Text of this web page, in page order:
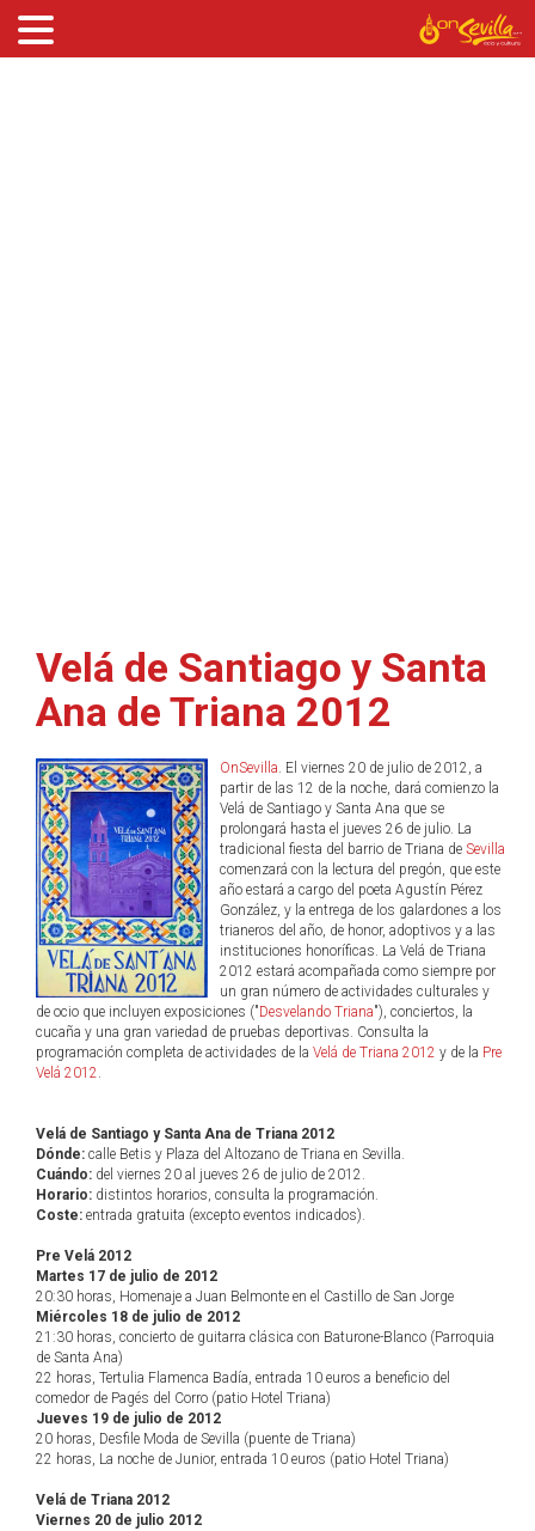
Velá de Santiago y Santa
Ana de Triana 2012
OnSevilla. El viernes 20 de julio de 2012, a
partir de las 12 de la noche, dará comienzo la
Velá de Santiago y Santa Ana que se
prolongará hasta el jueves 26 de julio. La
tradicional fiesta del barrio de Triana de Sevilla
comenzará con la lectura del pregón, que este
año estará a cargo del poeta Agustín Pérez
González, y la entrega de los galardones a los
trianeros del año, de honor, adoptivos y a las
instituciones honoríficas. La Velá de Triana
2012 estará acompañada como siempre por
un gran número de actividades culturales y
de ocio que incluyen exposiciones ("Desvelando Triana"), conciertos, la
cucaña y una gran variedad de pruebas deportivas. Consulta la
programación completa de actividades de la Velá de Triana 2012 y de la Pre
Velá 2012.
Velá de Santiago y Santa Ana de Triana 2012
Dónde: calle Betis y Plaza del Altozano de Triana en Sevilla.
Cuándo: del viernes 20 al jueves 26 de julio de 2012.
Horario: distintos horarios, consulta la programación.
Coste: entrada gratuita (excepto eventos indicados).
Pre Velá 2012
Martes 17 de julio de 2012
20:30 horas, Homenaje a Juan Belmonte en el Castillo de San Jorge
Miércoles 18 de julio de 2012
21:30 horas, concierto de guitarra clásica con Baturone-Blanco (Parroquia
de Santa Ana)
22 horas, Tertulia Flamenca Badía, entrada 10 euros a beneficio del
comedor de Pagés del Corro (patio Hotel Triana)
Jueves 19 de julio de 2012
20 horas, Desfile Moda de Sevilla (puente de Triana)
22 horas, La noche de Junior, entrada 10 euros (patio Hotel Triana)
Velá de Triana 2012
Viernes 20 de julio 2012